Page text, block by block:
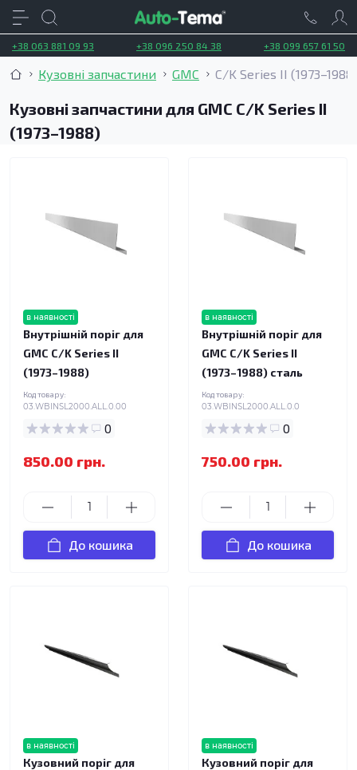
+38 063 881 09 93 +38 096 250 84 38 +38 099 657 61 50
Кузовні запчастини GMC C/K Series II (1973–1988)
Кузовні запчастини для GMC C/K Series II
(1973–1988)
в наявності
Внутрішній поріг для
GMC C/K Series II
(1973–1988)
Код товару:
03.WBINSL2000.ALL.0.00
0
850.00 грн.
До кошика
в наявності
Внутрішній поріг для
GMC C/K Series II
(1973–1988) сталь
Код товару:
03.WBINSL2000.ALL.0.0
0
750.00 грн.
До кошика
в наявності
Кузовний поріг для
в наявності
Кузовний поріг для